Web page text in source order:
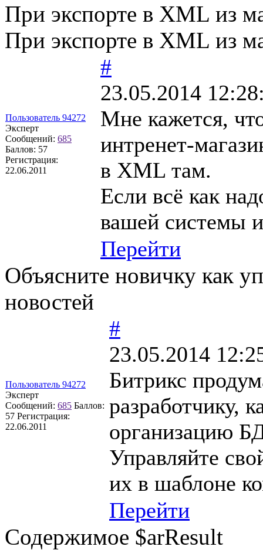
При экспорте в XML из
При экспорте в XML из
Пользователь 94272
Эксперт
Сообщений: 685
Баллов: 57
Регистрация:
22.06.2011
#
23.05.2014
Мне кажется,
интренет-
в XML там.
Если всё как
вашей системы
Перейти
Объясните новичку как
новостей
Пользователь 94272
Эксперт
Сообщений: 685 Баллов:
57 Регистрация:
22.06.2011
#
23.05.2014
Битрикс
разработчику,
организацию
Управляйте
их в шаблоне
Перейти
Содержимое $arResult